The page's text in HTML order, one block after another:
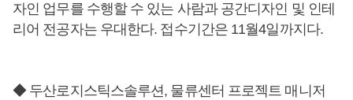
자인 업무를 수행할 수 있는 사람과 공간디자인 및 인테
리어 전공자는 우대한다. 접수기간은 11월4일까지다.
◆ 두산로지스틱스솔루션, 물류센터 프로젝트 매니저